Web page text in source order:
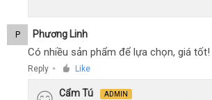
P Phương Linh
Có nhiều sản phẩm để lựa chọn, giá tốt!
Reply ● Like
Cẩm Tú ADMIN